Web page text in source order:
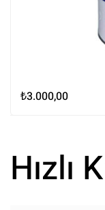
₺3.000,00
Hızlı